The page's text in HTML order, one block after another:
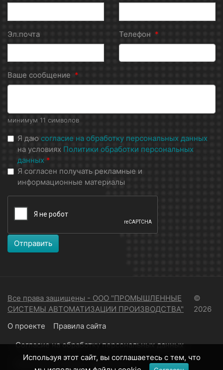
Эл.почта Телефон *
Ваше сообщение *
минимум 11 символов
Я даю согласие на обработку персональных данных
на условиях Политики обработки персональных
данных *
Я согласен получать рекламные и
информационные материалы
Отправить
Все права защищены - ООО "ПРОМЫШЛЕННЫЕ
СИСТЕМЫ АВТОМАТИЗАЦИИ ПРОИЗВОДСТВА"
©
2026
О проекте
Правила сайта
Согласие на обработку персональных данных
Политика конфиденциальности
Используя этот сайт, вы соглашаетесь с тем, что